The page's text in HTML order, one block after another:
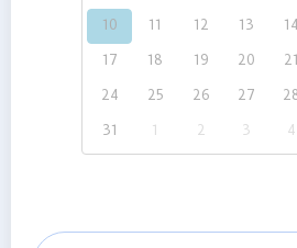
10 11 12 13 14
17 18 19 20 21
24 25 26 27
31 1 2 3 4